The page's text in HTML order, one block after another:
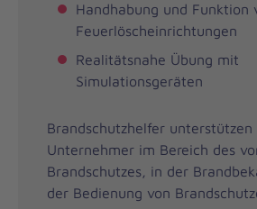
Handhabung und Funktion
Feuerlöscheinrichtungen
Realitätsnahe Übung mit
Simulationsgeräten
Brandschutzhelfer unterstützen
Unternehmer im Bereich des
Brandschutzes, in der
der Bedienung von